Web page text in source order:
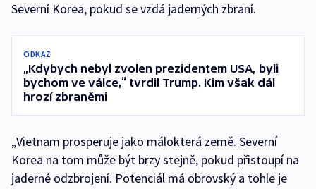
Severní Korea, pokud se vzdá jaderných zbraní.
ODKAZ
„Kdybych nebyl zvolen prezidentem USA, byli
bychom ve válce,“ tvrdil Trump. Kim však dál
hrozí zbraněmi
„Vietnam prosperuje jako málokterá země. Severní
Korea na tom může být brzy stejně, pokud přistoupí na
jaderné odzbrojení. Potenciál má obrovský a tohle je